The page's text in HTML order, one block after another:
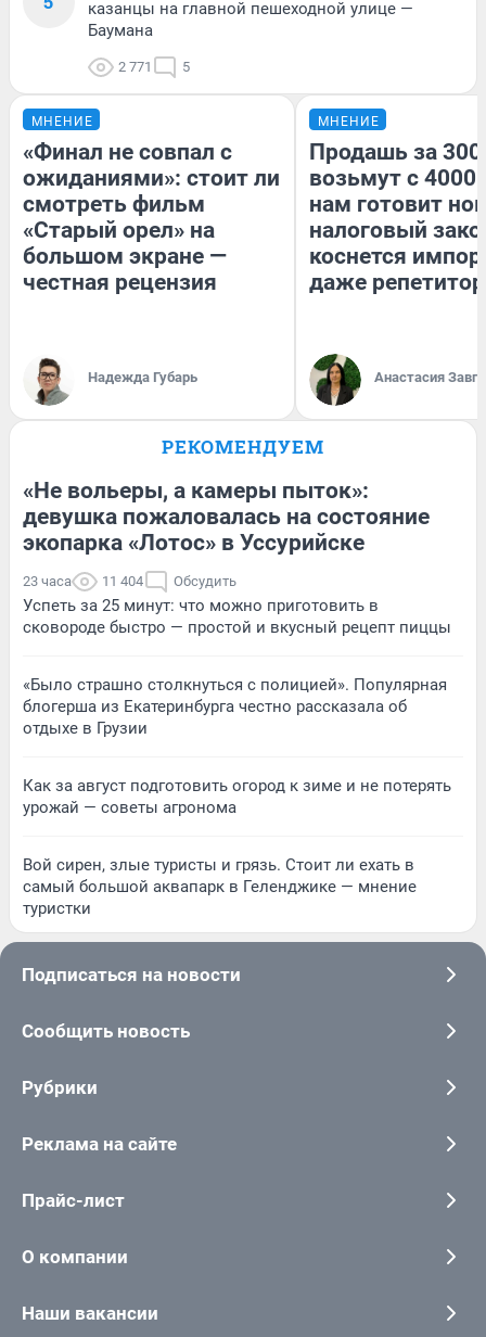
казанцы на главной пешеходной улице —
Баумана
2 771 5
МНЕНИЕ
«Финал не совпал с
ожиданиями»: стоит ли
смотреть фильм
«Старый орел» на
большом экране —
честная рецензия
Надежда Губарь
МНЕНИЕ
Продашь за
возьмут с
нам готовит
налоговый
коснется
даже
Анастасия
РЕКОМЕНДУЕМ
«Не вольеры, а камеры пыток»:
девушка пожаловалась на состояние
экопарка «Лотос» в Уссурийске
23 часа 11 404 Обсудить
Успеть за 25 минут: что можно приготовить в
сковороде быстро — простой и вкусный рецепт пиццы
«Было страшно столкнуться с полицией». Популярная
блогерша из Екатеринбурга честно рассказала об
отдыхе в Грузии
Как за август подготовить огород к зиме и не потерять
урожай — советы агронома
Вой сирен, злые туристы и грязь. Стоит ли ехать в
самый большой аквапарк в Геленджике — мнение
туристки
Подписаться на новости
Сообщить новость
Рубрики
Реклама на сайте
Прайс-лист
О компании
Наши вакансии